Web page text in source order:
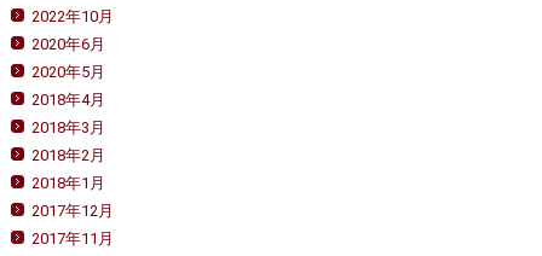
2022年10月
2020年6月
2020年5月
2018年4月
2018年3月
2018年2月
2018年1月
2017年12月
2017年11月